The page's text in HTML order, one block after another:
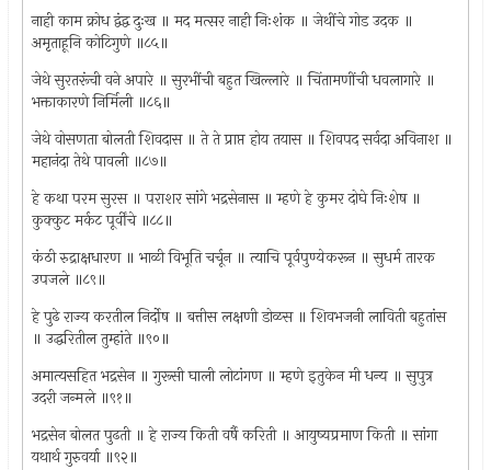
नाही काम क्रोध द्वंद्व दुःख ॥ मद मत्सर नाही निःशंक ॥ जेथींचे गोड उदक ॥
अमृताहूनि कोटिगुणे ॥८५॥
जेथे सुरतरूंची वने अपारे ॥ सुरभींची बहुत खिल्लारे ॥ चिंतामणींची धवलागारे ॥
भक्ताकारणे निर्मिली ॥८६॥
जेथे वोसणता बोलती शिवदास ॥ ते ते प्राप्त होय तयास ॥ शिवपद सर्वदा अविनाश ॥
महानंदा तेथे पावली ॥८७॥
हे कथा परम सुरस ॥ पराशर सांगे भद्रसेनास ॥ म्हणे हे कुमर दोघे निःशेष ॥
कुक्कुट मर्कट पूर्वींचे ॥८८॥
कंठी रुद्राक्षधारण ॥ भाळी विभूति चर्चून ॥ त्याचि पूर्वपुण्येकरून ॥ सुधर्म तारक
उपजले ॥८९॥
हे पुढे राज्य करतील निर्दोष ॥ बत्तीस लक्षणी डोळस ॥ शिवभजनी लाविती बहुतांस
॥ उद्धरितील तुम्हांते ॥९०॥
अमात्यसहित भद्रसेन ॥ गुरूसी घाली लोटांगण ॥ म्हणे इतुकेन मी धन्य ॥ सुपुत्र
उदरी जन्मले ॥९१॥
भद्रसेन बोलत पुढती ॥ हे राज्य किती वर्षै करिती ॥ आयुष्यप्रमाण किती ॥ सांगा
यथार्थ गुरुवर्या ॥९२॥